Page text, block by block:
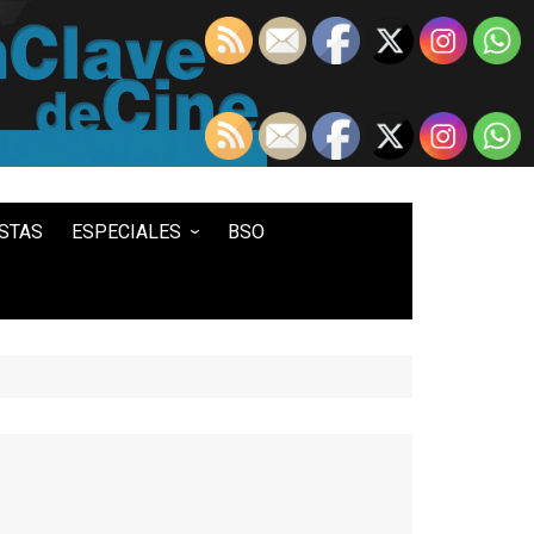
ESPECIALES
100 ENTRADAS
BSO